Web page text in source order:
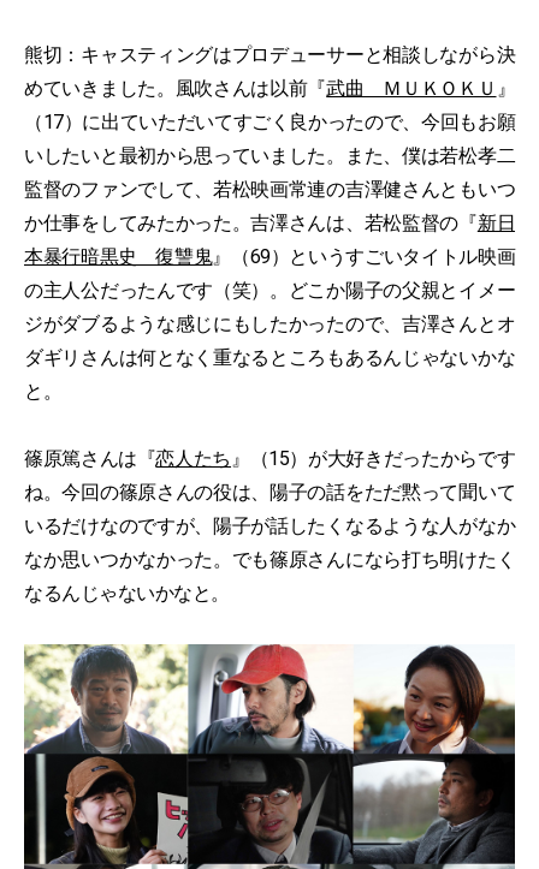
熊切：キャスティングはプロデューサーと相談しながら決
めていきました。風吹さんは以前『武曲 ＭＵＫＯＫＵ 』
（17）に出ていただいてすごく良かったので、今回もお願
いしたいと最初から思っていました。また、僕は若松孝二
監督のファンでして、若松映画常連の吉澤健さんともいつ
か仕事をしてみたかった。吉澤さんは、若松監督の『新日
本暴行暗黒史 復讐鬼』（69）というすごいタイトル映画
の主人公だったんです（笑）。どこか陽子の父親とイメー
ジがダブるような感じにもしたかったので、吉澤さんとオ
ダギリさんは何となく重なるところもあるんじゃないかな
と。
篠原篤さんは『恋人たち 』（15）が大好きだったからです
ね。今回の篠原さんの役は、陽子の話をただ黙って聞いて
いるだけなのですが、陽子が話したくなるような人がなか
なか思いつかなかった。でも篠原さんになら打ち明けたく
なるんじゃないかなと。